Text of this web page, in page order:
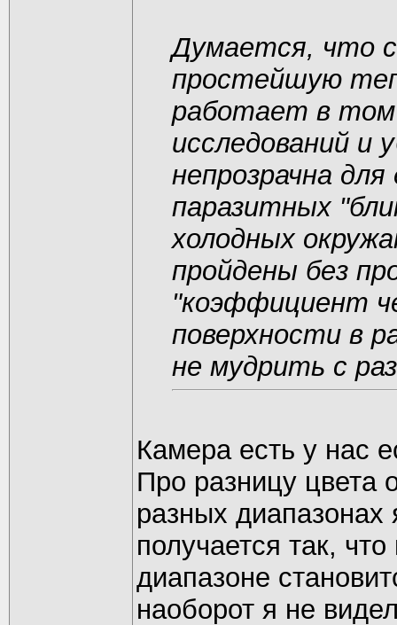
Думается, что
простейшую
работает в том
исследований и
непрозрачна
паразитных
холодных
пройдены без
"коэффициент
поверхности в
не мудрить с
Камера есть у нас
Про разницу цвета
разных
получается так,
диапазоне
наоборот я не